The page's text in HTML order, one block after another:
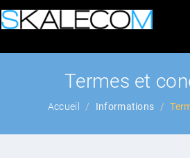
Termes et
Accueil Informations